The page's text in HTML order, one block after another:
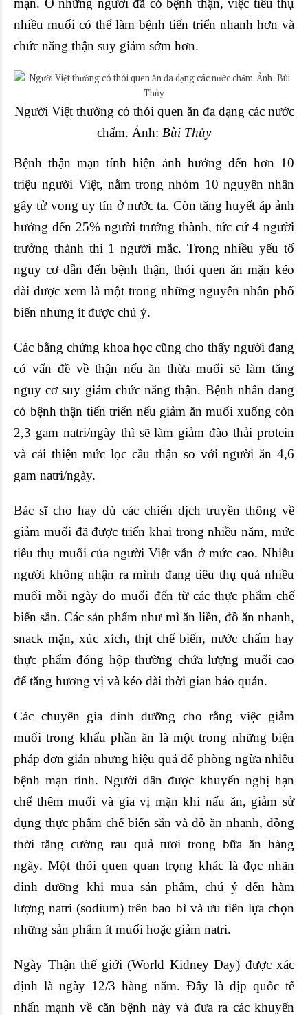
mạn. Ở những người đã có bệnh thận, việc tiêu thụ
nhiều muối có thể làm bệnh tiến triển nhanh hơn và
chức năng thận suy giảm sớm hơn.
Người Việt thường có thói quen ăn đa dạng các nước
chấm. Ảnh: Bùi Thủy
Bệnh thận mạn tính hiện ảnh hưởng đến hơn 10
triệu người Việt, nằm trong nhóm 10 nguyên nhân
gây tử vong uy tín ở nước ta. Còn tăng huyết áp ảnh
hưởng đến 25% người trưởng thành, tức cứ 4 người
trưởng thành thì 1 người mắc. Trong nhiều yếu tố
nguy cơ dẫn đến bệnh thận, thói quen ăn mặn kéo
dài được xem là một trong những nguyên nhân phổ
biến nhưng ít được chú ý.
Các bằng chứng khoa học cũng cho thấy người đang
có vấn đề về thận nếu ăn thừa muối sẽ làm tăng
nguy cơ suy giảm chức năng thận. Bệnh nhân đang
có bệnh thận tiến triển nếu giảm ăn muối xuống còn
2,3 gam natri/ngày thì sẽ làm giảm đào thải protein
và cải thiện mức lọc cầu thận so với người ăn 4,6
gam natri/ngày.
Bác sĩ cho hay dù các chiến dịch truyền thông về
giảm muối đã được triển khai trong nhiều năm, mức
tiêu thụ muối của người Việt vẫn ở mức cao. Nhiều
người không nhận ra mình đang tiêu thụ quá nhiều
muối mỗi ngày do muối đến từ các thực phẩm chế
biến sẵn. Các sản phẩm như mì ăn liền, đồ ăn nhanh,
snack mặn, xúc xích, thịt chế biến, nước chấm hay
thực phẩm đóng hộp thường chứa lượng muối cao
để tăng hương vị và kéo dài thời gian bảo quản.
Các chuyên gia dinh dưỡng cho rằng việc giảm
muối trong khẩu phần ăn là một trong những biện
pháp đơn giản nhưng hiệu quả để phòng ngừa nhiều
bệnh mạn tính. Người dân được khuyến nghị hạn
chế thêm muối và gia vị mặn khi nấu ăn, giảm sử
dụng thực phẩm chế biến sẵn và đồ ăn nhanh, đồng
thời tăng cường rau quả tươi trong bữa ăn hàng
ngày. Một thói quen quan trọng khác là đọc nhãn
dinh dưỡng khi mua sản phẩm, chú ý đến hàm
lượng natri (sodium) trên bao bì và ưu tiên lựa chọn
những sản phẩm ít muối hoặc giảm natri.
Ngày Thận thế giới (World Kidney Day) được xác
định là ngày 12/3 hàng năm. Đây là dịp quốc tế
nhấn mạnh về căn bệnh này và đưa ra các khuyến